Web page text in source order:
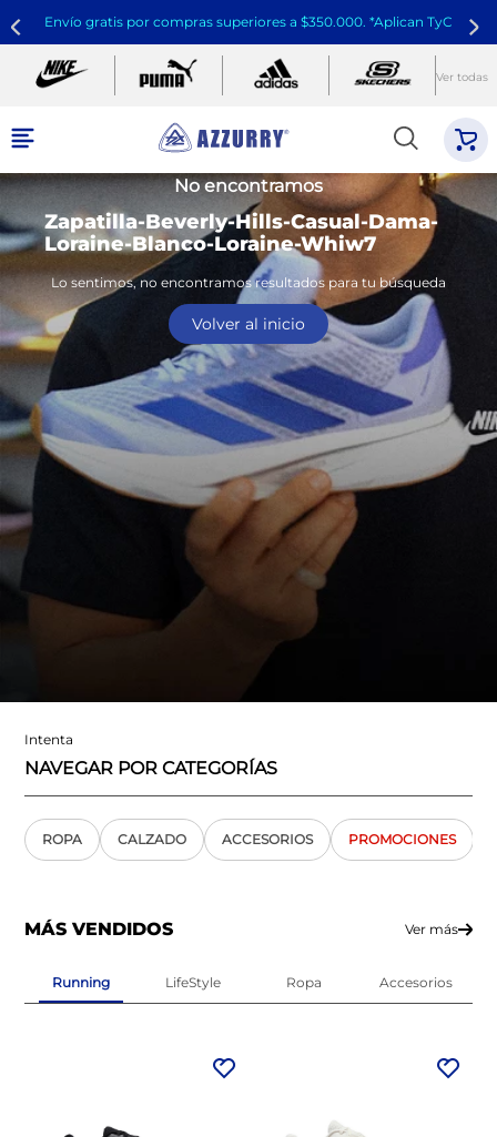
Envío gratis por compras superiores a $350.000. *Aplican TyC
Ver todas
No encontramos
Zapatilla-Beverly-Hills-Casual-Dama-
Loraine-Blanco-Loraine-Whiw7
Lo sentimos, no encontramos resultados para tu búsqueda
Volver al inicio
Intenta
NAVEGAR POR CATEGORÍAS
ROPA CALZADO ACCESORIOS PROMOCIONES
MÁS VENDIDOS Ver más
Running LifeStyle Ropa Accesorios